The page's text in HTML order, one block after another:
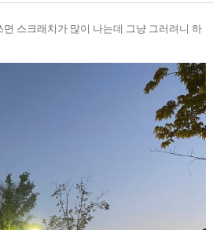
스크래치가 많이 나는데 그냥 그러려니 하